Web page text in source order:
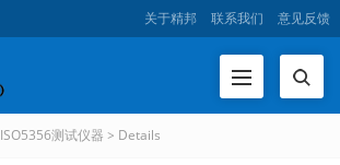
关于精邦 联系我们 意见反馈
ISO5356测试仪器 > Details